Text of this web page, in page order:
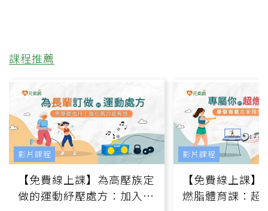
課程推薦
【免費線上課】為高壓族定
做的運動紓壓處方：加入行
影片課程
【免費線上課
燃脂體育課：超
影片課程